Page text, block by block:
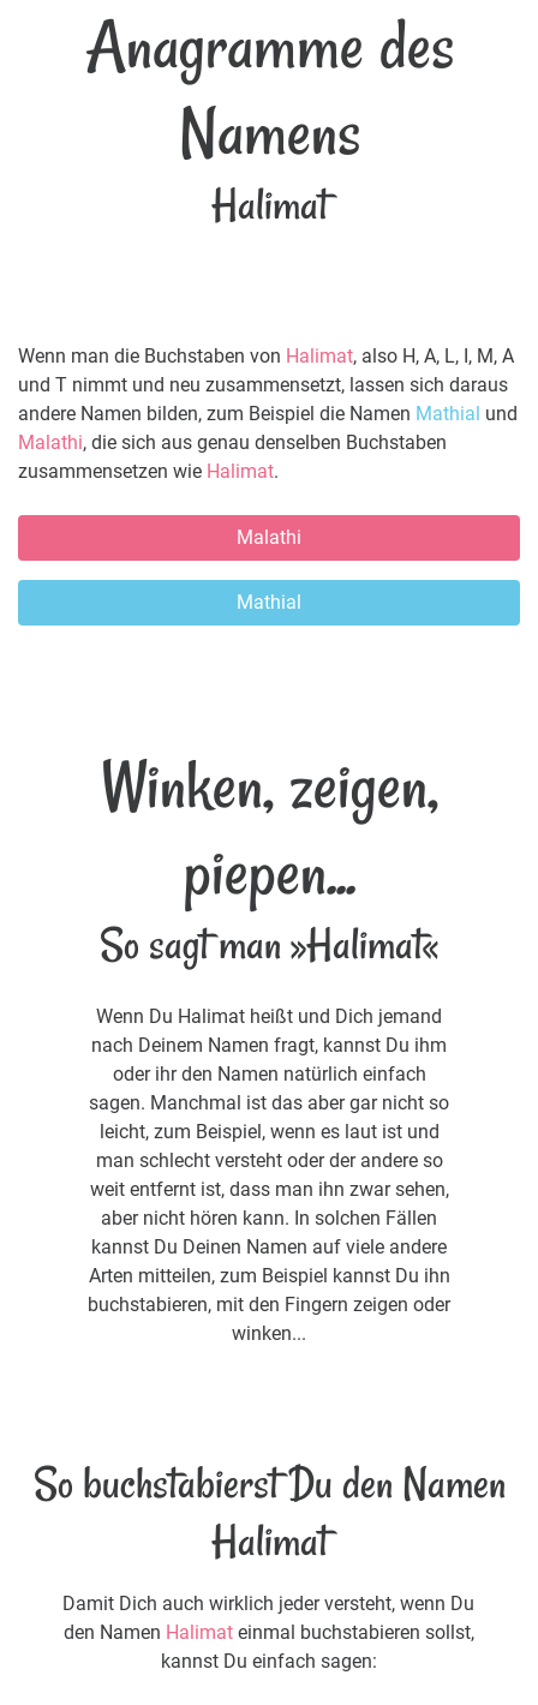
Anagramme des
Namens
Halimat
Wenn man die Buchstaben von Halimat, also H, A, L, I, M, A
und T nimmt und neu zusammensetzt, lassen sich daraus
andere Namen bilden, zum Beispiel die Namen Mathial und
Malathi, die sich aus genau denselben Buchstaben
zusammensetzen wie Halimat.
Malathi
Mathial
Winken, zeigen,
piepen...
So sagt man »Halimat«
Wenn Du Halimat heißt und Dich jemand
nach Deinem Namen fragt, kannst Du ihm
oder ihr den Namen natürlich einfach
sagen. Manchmal ist das aber gar nicht so
leicht, zum Beispiel, wenn es laut ist und
man schlecht versteht oder der andere so
weit entfernt ist, dass man ihn zwar sehen,
aber nicht hören kann. In solchen Fällen
kannst Du Deinen Namen auf viele andere
Arten mitteilen, zum Beispiel kannst Du ihn
buchstabieren, mit den Fingern zeigen oder
winken...
So buchstabierst Du den Namen
Halimat
Damit Dich auch wirklich jeder versteht, wenn Du
den Namen Halimateinmal buchstabieren sollst,
kannst Du einfach sagen: